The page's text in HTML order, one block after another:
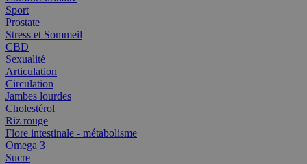
Sport
Prostate
Stress et Sommeil
CBD
Sexualité
Articulation
Circulation
Jambes lourdes
Cholestérol
Riz rouge
Flore intestinale - métabolisme
Omega 3
Sucre